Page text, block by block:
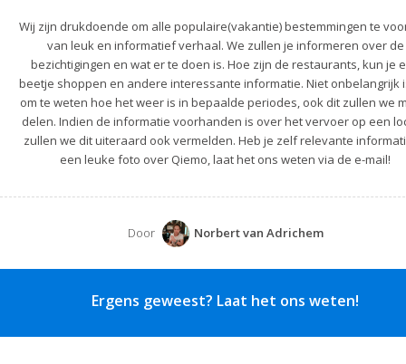
Wij zijn drukdoende om alle populaire(vakantie) bestemmingen te
van leuk en informatief verhaal. We zullen je informeren over de
bezichtigingen en wat er te doen is. Hoe zijn de restaurants, kun je
beetje shoppen en andere interessante informatie. Niet onbelangrijk
om te weten hoe het weer is in bepaalde periodes, ook dit zullen we
delen. Indien de informatie voorhanden is over het vervoer op een
zullen we dit uiteraard ook vermelden. Heb je zelf relevante
een leuke foto over Qiemo, laat het ons weten via de e-mail!
Door Norbert van Adrichem
Ergens geweest? Laat het ons weten!